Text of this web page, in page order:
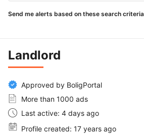
Send me alerts based on these search
Landlord
Approved by BoligPortal
More than 1000 ads
Last active: 4 days ago
Profile created: 17 years ago